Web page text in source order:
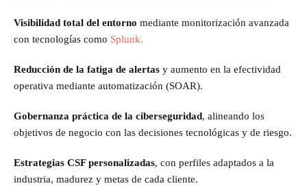
Visibilidad total del entorno mediante monitorización avanzada
con tecnologías como Splunk.
Reducción de la fatiga de alertas y aumento en la efectividad
operativa mediante automatización (SOAR).
Gobernanza práctica de la ciberseguridad, alineando los
objetivos de negocio con las decisiones tecnológicas y de riesgo.
Estrategias CSF personalizadas, con perfiles adaptados a la
industria, madurez y metas de cada cliente.